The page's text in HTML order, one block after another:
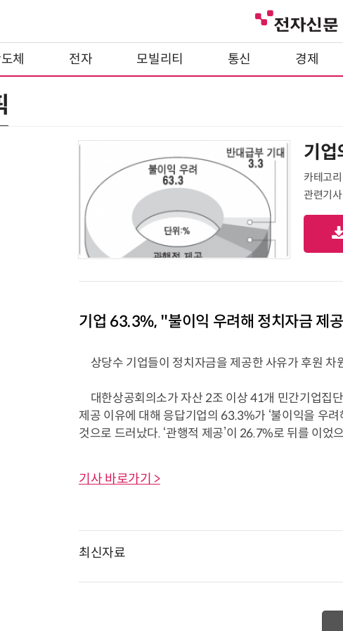
체 전자 모빌리티 통신 경제
기업
카테고
관련기사
기업 63.3%, "불이익 우려해 정치자금 제
상당수 기업들이 정치자금을 제공한 사유가 후원 차
대한상공회의소가 자산 2조 이상 41개 민간기업집
제공 이유에 대해 응답기업의 63.3%가 ‘불이익을 우
것으로 드러났다. ‘관행적 제공’이 26.7%로 뒤를 이었
기사 바로가기 >
최신자료